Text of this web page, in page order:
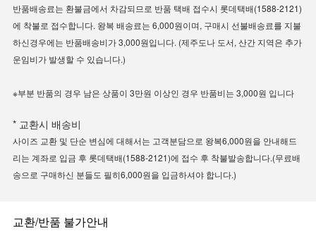
반품배송료는 환불금에서 차감되므로 반품 택배 접수시 롯데택배(1588-2121)
에 착불로 접수합니다. 왕복 배송료는 6,000원이며, 구매시 선불배송료를 지불
하신경우에는 반품배송비가 3,000원입니다. (제주도나 도서, 산간 지역은 추가
운임비가 발생할 수 있습니다.)
※부분 반품의 경우 남은 상품이 3만원 이상인 경우 반품비는 3,000원 입니다
* 교환시 배송비
사이즈 교환 및 단순 변심에 대해서는 고객분담으로 왕복6,000원을 안내해드
리는 계좌로 입금 후 롯데택배(1588-2121)에 접수 후 착불발송합니다.(무료배
송으로 구매하신 분들도 필히6,000원을 입금하셔야 합니다.)
교환/반품 불가안내